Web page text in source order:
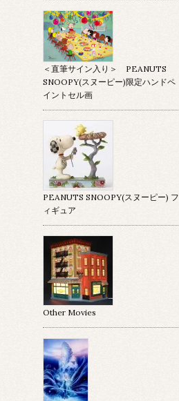
＜直筆サイン入り＞ PEANUTS
SNOOPY(スヌーピー)限定ハンドペ
イントセル画
PEANUTS SNOOPY(スヌーピー) フ
ィギュア
Other Movies